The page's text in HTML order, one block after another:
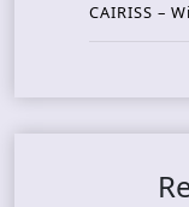
CAIRISS –